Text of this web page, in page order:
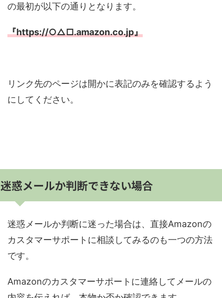
の最初が以下の通りとなります。
『https://○△□.amazon.co.jp』
リンク先のページは開かに表記のみを確認するよう
にしてください。
迷惑メールか判断できない場合
迷惑メールか判断に迷った場合は、直接Amazonの
カスタマーサポートに相談してみるのも一つの方法
です。
Amazonのカスタマーサポートに連絡してメールの